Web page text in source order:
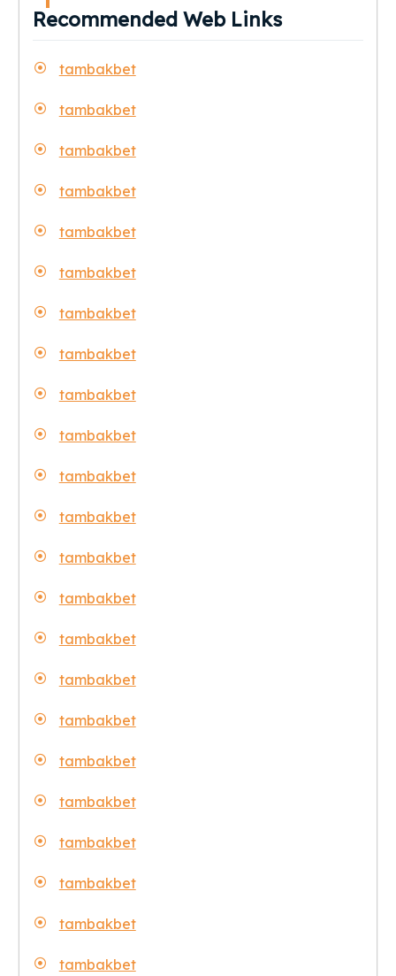
Recommended Web Links
tambakbet
tambakbet
tambakbet
tambakbet
tambakbet
tambakbet
tambakbet
tambakbet
tambakbet
tambakbet
tambakbet
tambakbet
tambakbet
tambakbet
tambakbet
tambakbet
tambakbet
tambakbet
tambakbet
tambakbet
tambakbet
tambakbet
tambakbet